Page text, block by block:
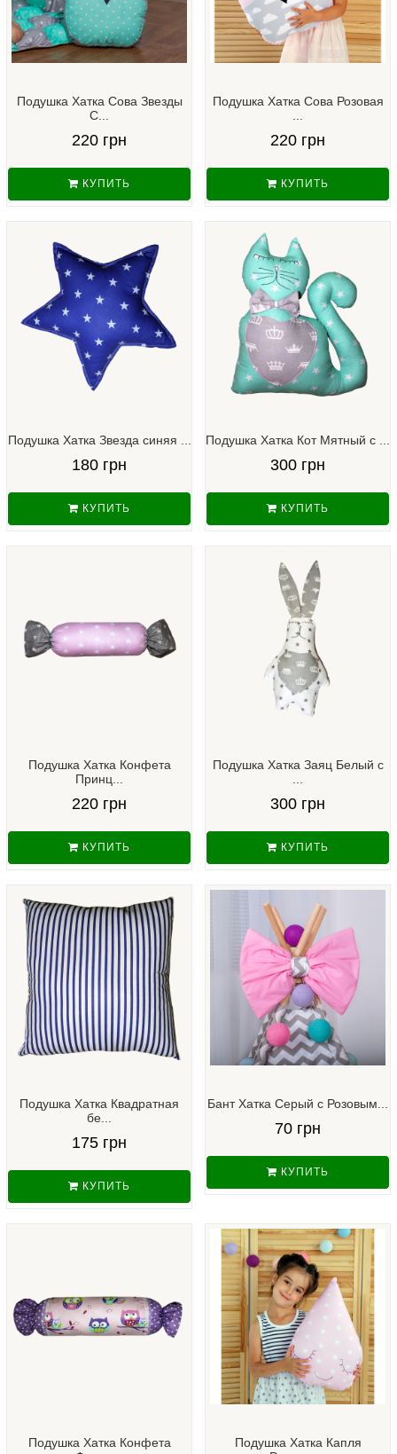
Подушка Хатка Сова Звезды
С...
220 грн
КУПИТЬ
Подушка Хатка Сова Розовая
220 грн
КУПИТЬ
Подушка Хатка Звезда синяя ...
180 грн
КУПИТЬ
Подушка Хатка Кот Мятный с ...
300 грн
КУПИТЬ
Подушка Хатка Конфета
Принц...
220 грн
КУПИТЬ
Подушка Хатка Заяц Белый с
300 грн
КУПИТЬ
Подушка Хатка Квадратная
бе...
175 грн
КУПИТЬ
Бант Хатка Серый с Розовым...
70 грн
КУПИТЬ
Подушка Хатка Конфета
Подушка Хатка Капля